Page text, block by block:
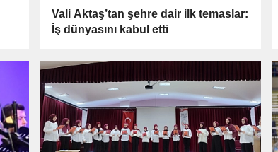
Vali Aktaş’tan şehre dair ilk temaslar:
İş dünyasını kabul etti